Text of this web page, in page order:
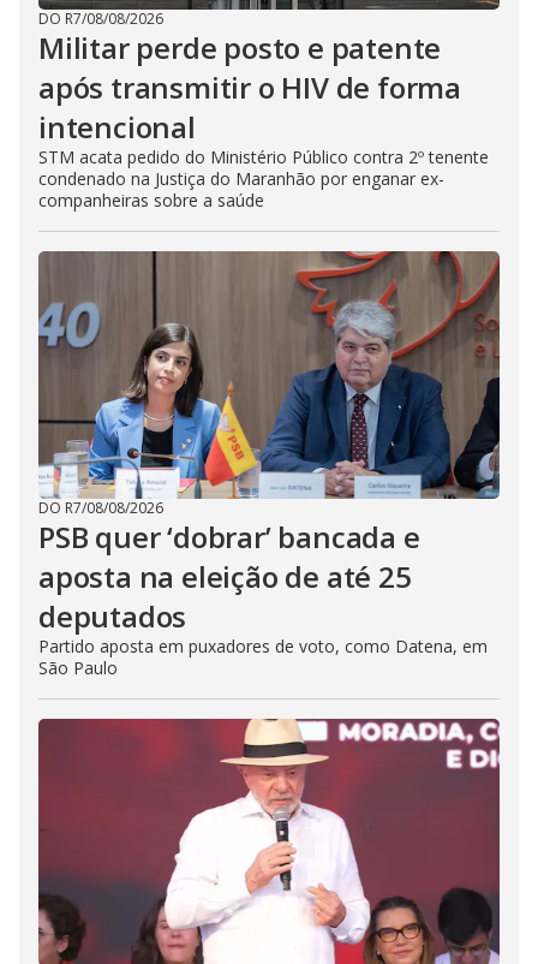
DO R7/08/08/2026
Militar perde posto e patente
após transmitir o HIV de forma
intencional
STM acata pedido do Ministério Público contra 2º tenente
condenado na Justiça do Maranhão por enganar ex-
companheiras sobre a saúde
DO R7/08/08/2026
PSB quer ‘dobrar’ bancada e
aposta na eleição de até 25
deputados
Partido aposta em puxadores de voto, como Datena, em
São Paulo